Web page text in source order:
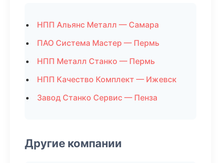
НПП Альянс Металл — Самара
ПАО Система Мастер — Пермь
НПП Металл Станко — Пермь
НПП Качество Комплект — Ижевск
Завод Станко Сервис — Пенза
Другие компании